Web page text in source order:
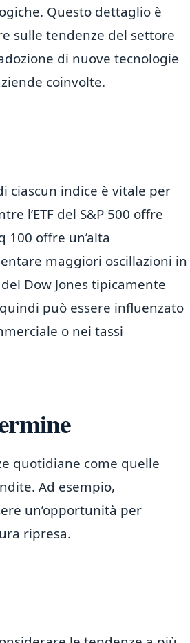
Questo dettaglio è
sulle tendenze del settore
di nuove tecnologie
coinvolte.
ciascun indice è vitale per
l’ETF del S&P 500 offre
100 offre un’alta
maggiori oscillazioni in
Dow Jones tipicamente
può essere influenzato
o nei tassi
quotidiane come quelle
Ad esempio,
un’opportunità per
ripresa.